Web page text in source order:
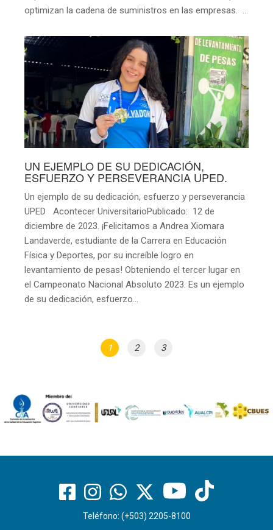
optimizan la cadena de suministros en las empresas. …
UN EJEMPLO DE SU DEDICACIÓN,
ESFUERZO Y PERSEVERANCIA UPED.
Un ejemplo de su dedicación, esfuerzo y perseverancia
UPED Acontecer UniversitarioPublicado: 12 de
diciembre de 2023. ¡Felicitamos a Andrea Xiomara
Landaverde, estudiante de la Carrera en Educación
Física y Deportes, por su increíble logro en
levantamiento de pesas! Obteniendo el tercer lugar en
el Campeonato Nacional Absoluto 2023. Es un ejemplo
de su dedicación, esfuerzo…
1 2 3
Teléfono: (+503) 2205-8100